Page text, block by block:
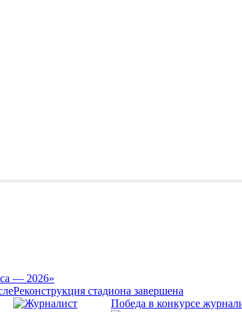
— 2026»
Реконструкция стадиона завершена
Победа в конкурсе